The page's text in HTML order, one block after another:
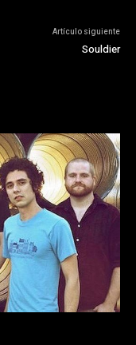
Artículo siguiente
Souldier